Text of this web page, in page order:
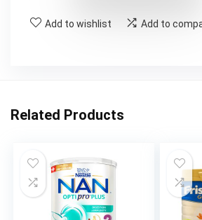
Add to wishlist Add to
Related Products